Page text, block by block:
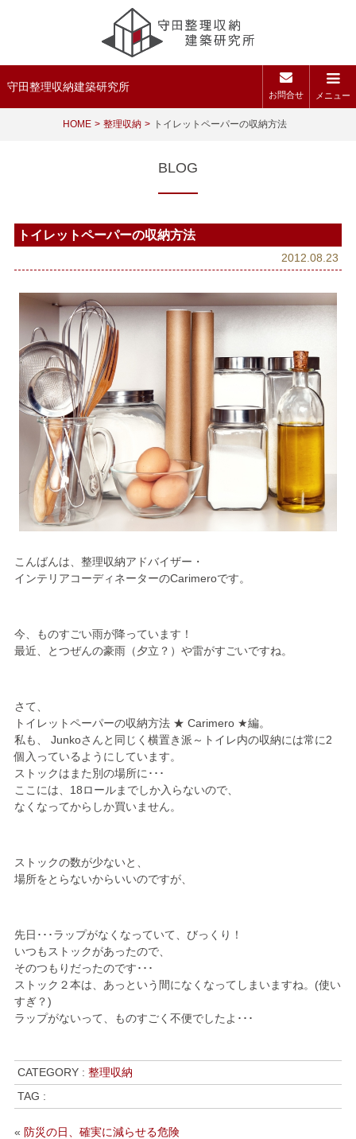
守田整理収納建築研究所
お問合せ メニュー
HOME 整理収納 トイレットペーパーの収納方法
BLOG
トイレットペーパーの収納方法
2012.08.23
こんばんは、整理収納アドバイザー・
インテリアコーディネーターのCarimeroです。
今、ものすごい雨が降っています！
最近、とつぜんの豪雨（夕立？）や雷がすごいですね。
さて、
トイレットペーパーの収納方法 ★ Carimero ★編。
私も、 Junkoさんと同じく横置き派～トイレ内の収納には常に2
個入っているようにしています。
ストックはまた別の場所に･･･
ここには、18ロールまでしか入らないので、
なくなってからしか買いません。
ストックの数が少ないと、
場所をとらないからいいのですが、
先日･･･ラップがなくなっていて、びっくり！
いつもストックがあったので、
そのつもりだったのです･･･
ストック２本は、あっという間になくなってしまいますね。(使い
すぎ？)
ラップがないって、ものすごく不便でしたよ･･･
CATEGORY : 整理収納
TAG :
« 防災の日、確実に減らせる危険